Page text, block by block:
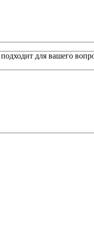
для вашего